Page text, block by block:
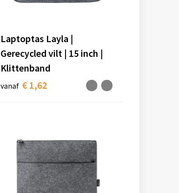
Laptoptas Layla |
Gerecycled vilt | 15 inch |
Klittenband
vanaf € 1,62